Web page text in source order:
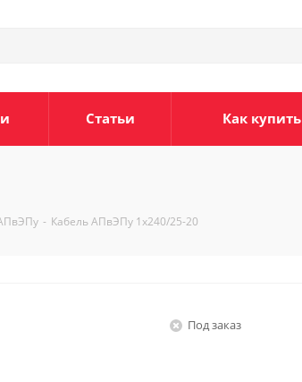
Статьи Как купить
- Кабель АПвЭПу 1х240/25-20
Под заказ